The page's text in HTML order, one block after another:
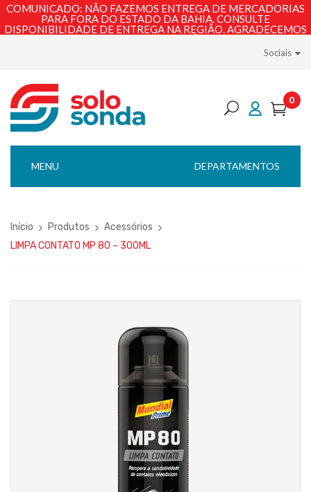
COMUNICADO: NÃO FAZEMOS ENTREGA DE MERCADORIAS
PARA FORA DO ESTADO DA BAHIA. CONSULTE
DISPONIBILIDADE DE ENTREGA NA REGIÃO. AGRADECEMOS
Sociais
0
DEPARTAMENTOS
MENU
Início Produtos
Acessórios
LIMPA CONTATO MP 80 – 300ML